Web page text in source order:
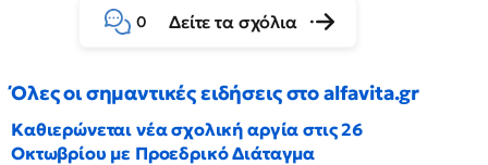
0 Δείτε τα σχόλια
Όλες οι σημαντικές ειδήσεις στο alfavita.gr
Καθιερώνεται νέα σχολική αργία στις 26
Οκτωβρίου με Προεδρικό Διάταγμα